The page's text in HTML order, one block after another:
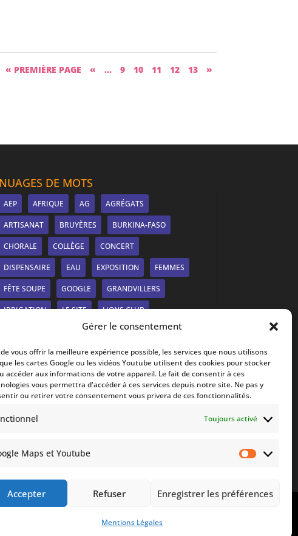
Gérer le consentement
vous offrir la meilleure expérience possible, les services que nous utilisons
les cartes Google ou les vidéos Youtube utilisent des cookies pour stocker
accéder aux informations de votre appareil. Le fait de consentir à ces
vous permettra d'accéder à ces services depuis notre site. Ne pas y
ou retirer votre consentement vous privera de ces fonctionnalités.
Toujours activé
Maps et Youtube
Google
et
Accepter Refuser Enregistrer les préférences
Mentions Légales
« PREMIÈRE PAGE « … 9 10 11 12 13 »
NUAGES DE MOTS
AEP AFRIQUE AG AGRÉGATS
ARTISANAT BRUYÈRES BURKINA-FASO
CHORALE COLLÈGE CONCERT
DISPENSAIRE EAU EXPOSITION FEMMES
FÊTE SOUPE GOOGLE GRANDVILLERS
IRRIGATION LE SITE LIONS CLUB
MARCHÉ MDMS
MÉTIERS-À-TISSER NANCY NEEM
NOUVEAUTÉS PANNEAUX SOLAIRES PHOTOS
PLANTATION PULNOY PÉNURIE REPAS
REPORTAGE
YAONGO ÉDUCATION
ÉLECTRICITÉ
Politique de Confidentialité